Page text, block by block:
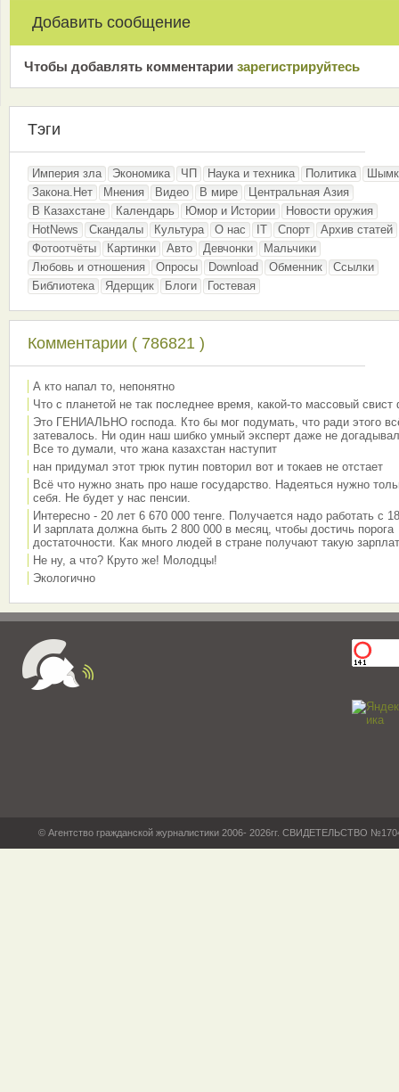
Добавить сообщение
Чтобы добавлять комментарии зарeгиcтрирyйтeсь
Тэги
Империя зла Экономика ЧП Наука и техника Политика
Закона.Нет
Мнения Видео В мире
Центральная Азия
В Казахстане
Календарь Юмор и Истории
Новости оружия
HotNews
Скандалы Культура О нас IT Спорт
Архив статей
Фотоотчёты
Картинки Авто Девчонки
Мальчики
Любовь и отношения
Опросы Download Обменник
Ссылки
Библиотека
Ядерщик Блоги Гостевая
Комментарии ( 786821 )
А кто напал то, непонятно
Что с планетой не так последнее время, какой-то массовый свист
Это ГЕНИАЛЬНО господа. Кто бы мог подумать, что ради этого
затевалось. Ни один наш шибко умный эксперт даже не
Все то думали, что жана казахстан наступит
нан придумал этот трюк путин повторил вот и токаев не отстает
Всё что нужно знать про наше государство. Надеяться нужно
себя. Не будет у нас пенсии.
Интересно - 20 лет 6 670 000 тенге. Получается надо работать с
И зарплата должна быть 2 800 000 в месяц, чтобы достичь порога
достаточности. Как много людей в стране получают такую
Не ну, а что? Круто же! Молодцы!
Экологично
© Агентство гражданской журналистики 2006- 2026гг. СВИДЕТЕЛЬСТВО